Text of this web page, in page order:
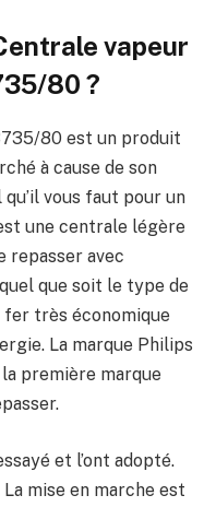
vapeur
80 ?
80 est un produit
à cause de son
vous faut pour un
une centrale légère
repasser avec
que soit le type de
fer très économique
La marque Philips
première marque
et l’ont adopté.
mise en marche est